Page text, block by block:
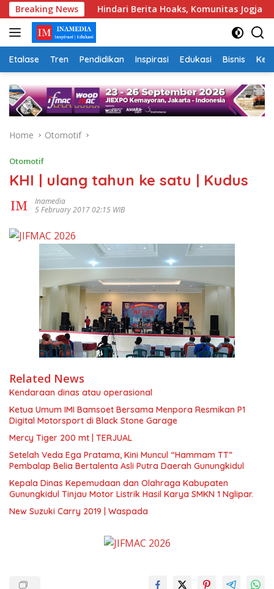
Skip
to
content
Breaking NewsHindari Berita Hoaks, Komunitas Jogja Menyapa
Etalase Tren Pendidikan Inspirasi Edukasi Bisnis
Home Otomotif
Otomotif
KHI | ulang tahun ke satu | Kudus
Inamedia
5 February 2017 02:15 WIB
Related News
Kendaraan dinas atau operasional
Ketua Umum IMI Bamsoet Bersama Menpora Resmikan P1
Digital Motorsport di Black Stone Garage
Mercy Tiger 200 mt | TERJUAL
Setelah Veda Ega Pratama, Kini Muncul “Hammam TT”
Pembalap Belia Bertalenta Asli Putra Daerah Gunungkidul
Kepala Dinas Kepemudaan dan Olahraga Kabupaten
Gunungkidul Tinjau Motor Listrik Hasil Karya SMKN 1 Nglipar.
New Suzuki Carry 2019 | Waspada